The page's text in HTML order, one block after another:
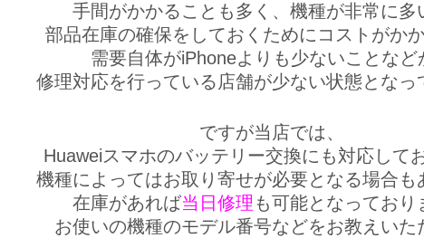
手間がかかることも多く、機種が非常に多
部品在庫の確保をしておくためにコストがか
需要自体がiPhoneよりも少ないことなど
修理対応を行っている店舗が少ない状態となっ
ですが当店では、
Huaweiスマホのバッテリー交換にも対応して
機種によってはお取り寄せが必要となる場合も
在庫があれば当日修理 も可能となっており
お使いの機種のモデル番号などをお教えいた